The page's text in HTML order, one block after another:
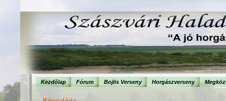
Kezdõlap Fórum Bojlis Verseny Horgászverseny